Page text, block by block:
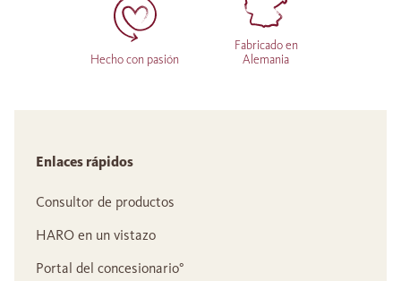
Hecho con pasión
Fabricado en
Alemania
Enlaces rápidos
Consultor de productos
HARO en un vistazo
Portal del concesionario°